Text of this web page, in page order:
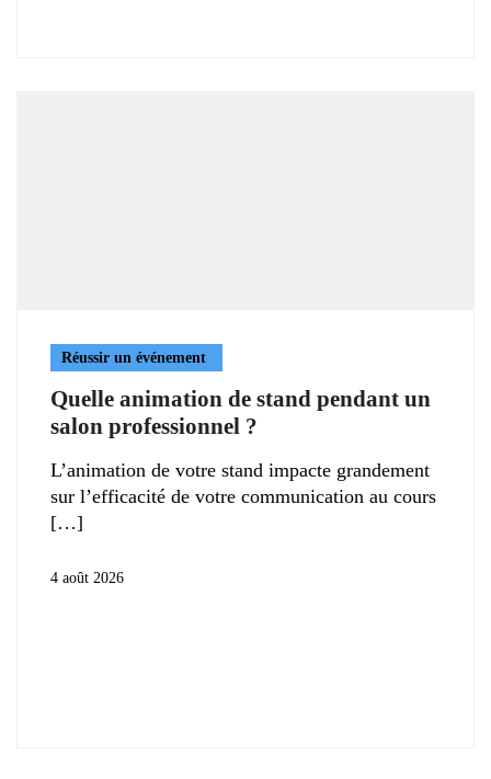
Réussir un événement
Quelle animation de stand pendant un
salon professionnel ?
L’animation de votre stand impacte grandement
sur l’efficacité de votre communication au cours
4 août 2026